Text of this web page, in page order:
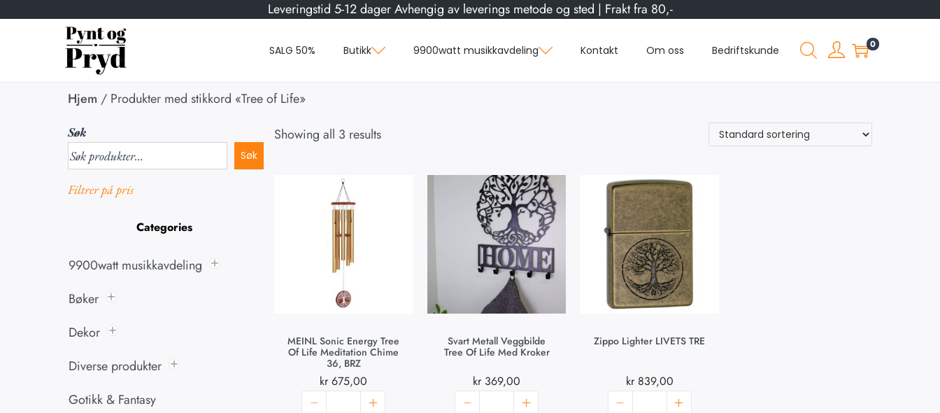
Leveringstid 5-12 dager Avhengig av leverings metode og sted | Frakt fra 80,-
SALG 50% Butikk 9900watt musikkavdeling Kontakt Om oss Bedriftskunde 0
Hjem / Produkter med stikkord «Tree of Life»
Søk
Søk
Filtrer på pris
Categories
9900watt musikkavdeling
Bøker
Dekor
Diverse produkter
Gotikk & Fantasy
Showing all 3 results
MEINL Sonic Energy Tree
Of Life Meditation Chime
36, BRZ
kr675,00
Svart Metall Veggbilde
Tree Of Life Med Kroker
kr369,00
Zippo Lighter LIVETS TRE
kr839,00